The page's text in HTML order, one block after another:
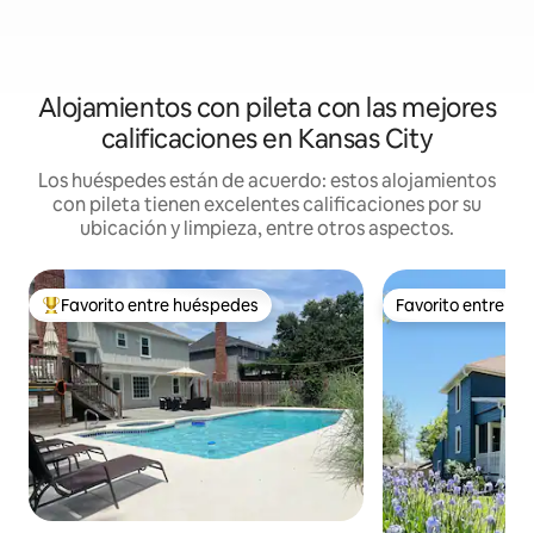
Alojamientos con pileta con las mejores
calificaciones en Kansas City
Los huéspedes están de acuerdo: estos alojamientos
con pileta tienen excelentes calificaciones por su
ubicación y limpieza, entre otros aspectos.
Favorito entre los huéspedes más destacados
Favorito entre huéspedes Favorito entre
Favorito entre